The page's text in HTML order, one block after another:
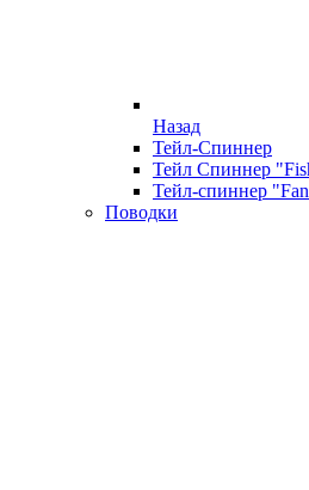
Назад
Тейл-Спиннер
Тейл Спиннер
Тейл-спиннер
Поводки